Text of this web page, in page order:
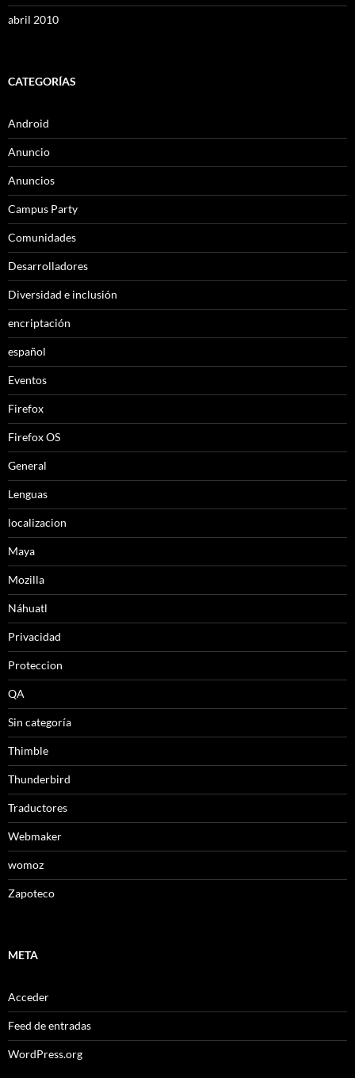
abril 2010
CATEGORÍAS
Android
Anuncio
Anuncios
Campus Party
Comunidades
Desarrolladores
Diversidad e inclusión
encriptación
español
Eventos
Firefox
Firefox OS
General
Lenguas
localizacion
Maya
Mozilla
Náhuatl
Privacidad
Proteccion
QA
Sin categoría
Thimble
Thunderbird
Traductores
Webmaker
womoz
Zapoteco
META
Acceder
Feed de entradas
WordPress.org